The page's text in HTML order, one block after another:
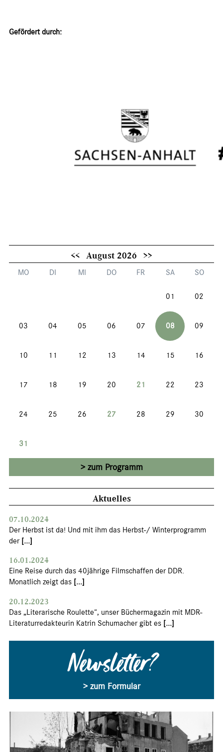
Gefördert durch:
<< August 2026 >>
MO DI MI DO FR SA SO
01 02
03 04 05 06 07 08 09
10 11 12 13 14 15 16
17 18 19 20 21 22 23
24 25 26 27 28 29 30
31
zum Programm
Aktuelles
07.10.2024
Der Herbst ist da! Und mit ihm das Herbst-/ Winterprogramm
der [...]
16.01.2024
Eine Reise durch das 40jährige Filmschaffen der DDR.
Monatlich zeigt das [...]
20.12.2023
Das „Literarische Roulette“, unser Büchermagazin mit MDR-
Literaturredakteurin Katrin Schumacher gibt es [...]
Newsletter?
> zum Formular